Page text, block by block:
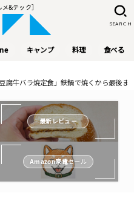
&テック］
キャンプ 料理 食べる
SEARCH
豆腐牛バラ焼定食」鉄鍋で焼くから最後
最新レビュー
Amazon家電セール